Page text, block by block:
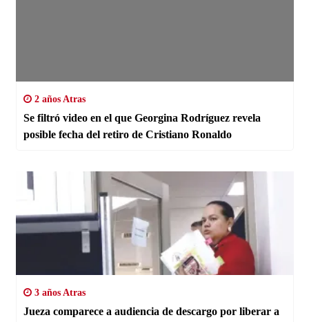
2 años Atras
Se filtró video en el que Georgina Rodríguez revela
posible fecha del retiro de Cristiano Ronaldo
3 años Atras
Jueza comparece a audiencia de descargo por liberar a